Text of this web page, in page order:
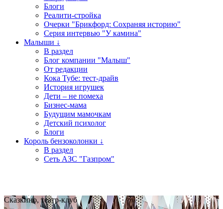
Блоги
Реалити-стройка
Очерки "Брикфорд: Сохраняя историю"
Серия интервью "У камина"
Малыши ↓
В раздел
Блог компании "Малыш"
От редакции
Кока Тубе: тест-драйв
История игрушек
Дети – не помеха
Бизнес-мама
Будущим мамочкам
Детский психолог
Блоги
Король бензоколонки ↓
В раздел
Сеть АЗС "Газпром"
Сказкино, театр-клуб